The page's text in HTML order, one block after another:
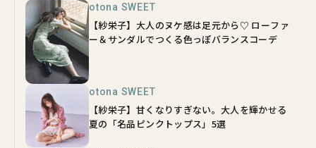
otona SWEET
【紗栄子】大人のヌケ感は足元から♡ ローファ
ー＆サンダルでつくる色っぽバランスコーデ
otona SWEET
【紗栄子】甘くなりすぎない。大人を輝かせる
夏の「名品ピンクトップス」5選